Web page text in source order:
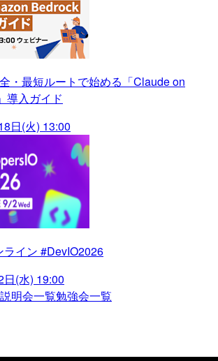
・最短ルートで始める「Claude on
導入ガイド
日(火) 13:00
イン #DevIO2026
(水) 19:00
明会一覧勉強会一覧